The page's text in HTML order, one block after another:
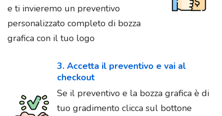
e ti invieremo un preventivo
personalizzato completo di bozza
grafica con il tuo logo
3. Accetta il preventivo e vai al
checkout
Se il preventivo e la bozza grafica è di
tuo gradimento clicca sul bottone